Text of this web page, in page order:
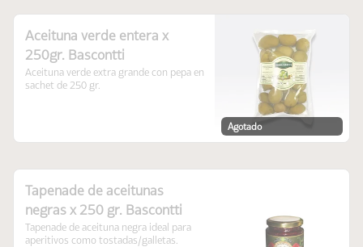
Agotado
Aceituna verde entera x
250gr. Bascontti
Aceituna verde extra grande con pepa en
sachet de 250 gr.
Tapenade de aceitunas
negras x 250 gr. Bascontti
Tapenade de aceituna negra ideal para
aperitivos como tostadas/galletas.